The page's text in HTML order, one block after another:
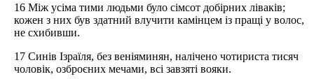
16 Між усіма тими людьми було сімсот добірних ліваків;
кожен з них був здатний влучити камінцем із пращі у волос,
не схибивши.
17 Синів Ізраїля, без веніяминян, налічено чотириста тисяч
чоловік, озброєних мечами, всі завзяті вояки.